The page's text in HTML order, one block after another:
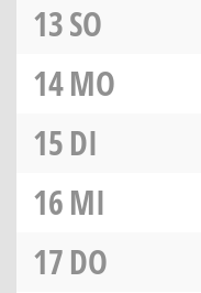
13SO
14MO
15DI
16MI
17DO